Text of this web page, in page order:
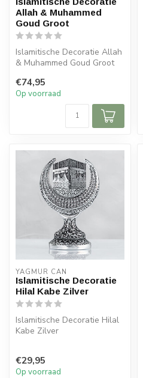
Allah & Muhammed
Goud Groot
Islamitische Decoratie Allah
& Muhammed Goud Groot
€74,95
Op voorraad
YAGMUR CAN
Islamitische Decoratie
Hilal Kabe Zilver
Islamitische Decoratie Hilal
Kabe Zilver
€29,95
Op voorraad